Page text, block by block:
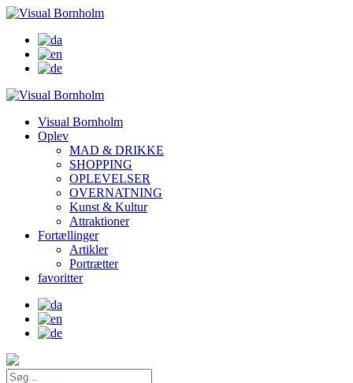
Visual Bornholm
Oplev
MAD & DRIKKE
SHOPPING
OPLEVELSER
OVERNATNING
Kunst & Kultur
Attraktioner
Fortællinger
Artikler
Portrætter
favoritter